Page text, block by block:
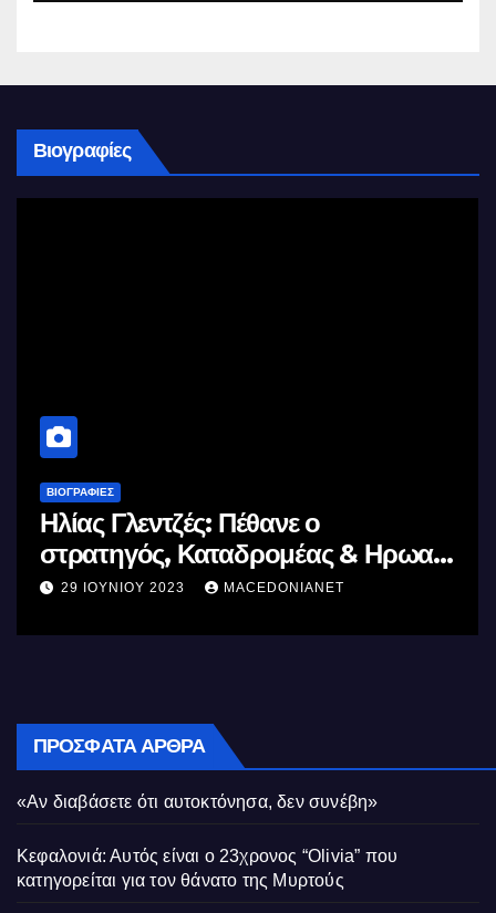
Βιογραφίες
Μέγας Αλέξανδρος: Ο μέγιστος
Ελλήνων
11 ΙΟΥΝΊΟΥ 2023 MACEDONIANET
ΠΡΌΣΦΑΤΑ ΆΡΘΡΑ
«Αν διαβάσετε ότι αυτοκτόνησα, δεν συνέβη»
Κεφαλονιά: Αυτός είναι ο 23χρονος “Olivia” που
κατηγορείται για τον θάνατο της Μυρτούς